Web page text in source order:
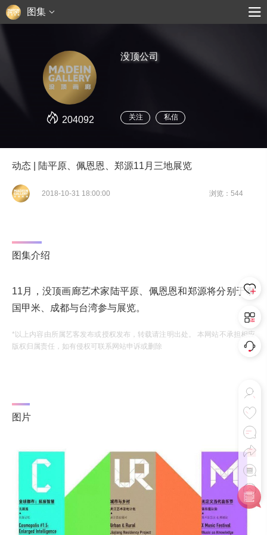
图集
204092
没顶公司
关注 私信
动态 | 陆平原、佩恩恩、郑源11月三地展览
2018-10-31 18:00:00 浏览：544
图集介绍
11月，没顶画廊艺术家陆平原、佩恩恩和郑源将分别于泰
国甲米、成都与台湾参与展览。
*以上内容由所属艺客发布或授权发布，转载请注明出处。 本网站不承担相应
版权归属责任，如有侵权可联系网站申诉或删除
图片